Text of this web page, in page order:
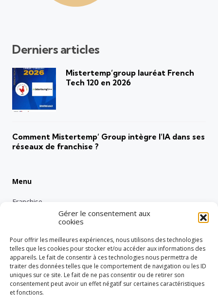
Gérer le consentement aux
cookies
Pour offrir les meilleures expériences, nous utilisons des technologies
telles que les cookies pour stocker et/ou accéder aux informations des
appareils. Le fait de consentir à ces technologies nous permettra de
traiter des données telles que le comportement de navigation ou les ID
uniques sur ce site. Le fait de ne pas consentir ou de retirer son
consentement peut avoir un effet négatif sur certaines caractéristiques
et fonctions.
Derniers articles
Mistertemp’group lauréat French
Tech 120 en 2026
Comment Mistertemp’ Group intègre l’IA dans ses
réseaux de franchise ?
Menu
Franchise
Intérimaire
Nos engagements RSE
Vie de groupe
Réglementation